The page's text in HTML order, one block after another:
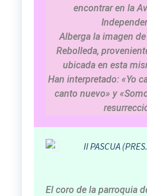
encontrar en la
Alberga la imagen
Rebolleda,
ubicada en esta
Han interpretado: «Yo
canto nuevo» y
El coro de la parroquia